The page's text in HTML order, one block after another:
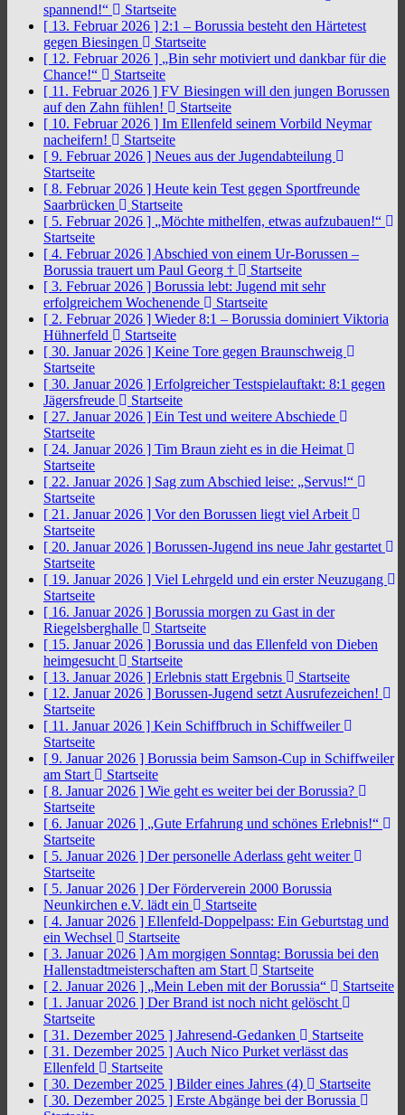
spannend!“
Startseite
[ 13. Februar 2026 ] 2:1 – Borussia besteht den Härtetest
gegen Biesingen
Startseite
[ 12. Februar 2026 ] „Bin sehr motiviert und dankbar für die
Chance!“
Startseite
[ 11. Februar 2026 ] FV Biesingen will den jungen Borussen
auf den Zahn fühlen!
Startseite
[ 10. Februar 2026 ] Im Ellenfeld seinem Vorbild Neymar
nacheifern!
Startseite
[ 9. Februar 2026 ] Neues aus der Jugendabteilung
Startseite
[ 8. Februar 2026 ] Heute kein Test gegen Sportfreunde
Saarbrücken
Startseite
[ 5. Februar 2026 ] „Möchte mithelfen, etwas aufzubauen!“
Startseite
[ 4. Februar 2026 ] Abschied von einem Ur-Borussen –
Borussia trauert um Paul Georg †
Startseite
[ 3. Februar 2026 ] Borussia lebt: Jugend mit sehr
erfolgreichem Wochenende
Startseite
[ 2. Februar 2026 ] Wieder 8:1 – Borussia dominiert Viktoria
Hühnerfeld
Startseite
[ 30. Januar 2026 ] Keine Tore gegen Braunschweig
Startseite
[ 30. Januar 2026 ] Erfolgreicher Testspielauftakt: 8:1 gegen
Jägersfreude
Startseite
[ 27. Januar 2026 ] Ein Test und weitere Abschiede
Startseite
[ 24. Januar 2026 ] Tim Braun zieht es in die Heimat
Startseite
[ 22. Januar 2026 ] Sag zum Abschied leise: „Servus!“
Startseite
[ 21. Januar 2026 ] Vor den Borussen liegt viel Arbeit
Startseite
[ 20. Januar 2026 ] Borussen-Jugend ins neue Jahr gestartet
Startseite
[ 19. Januar 2026 ] Viel Lehrgeld und ein erster Neuzugang
Startseite
[ 16. Januar 2026 ] Borussia morgen zu Gast in der
Riegelsberghalle
Startseite
[ 15. Januar 2026 ] Borussia und das Ellenfeld von Dieben
heimgesucht
Startseite
[ 13. Januar 2026 ] Erlebnis statt Ergebnis
Startseite
[ 12. Januar 2026 ] Borussen-Jugend setzt Ausrufezeichen!
Startseite
[ 11. Januar 2026 ] Kein Schiffbruch in Schiffweiler
Startseite
[ 9. Januar 2026 ] Borussia beim Samson-Cup in Schiffweiler
am Start
Startseite
[ 8. Januar 2026 ] Wie geht es weiter bei der Borussia?
Startseite
[ 6. Januar 2026 ] „Gute Erfahrung und schönes Erlebnis!“
Startseite
[ 5. Januar 2026 ] Der personelle Aderlass geht weiter
Startseite
[ 5. Januar 2026 ] Der Förderverein 2000 Borussia
Neunkirchen e.V. lädt ein
Startseite
[ 4. Januar 2026 ] Ellenfeld-Doppelpass: Ein Geburtstag und
ein Wechsel
Startseite
[ 3. Januar 2026 ] Am morgigen Sonntag: Borussia bei den
Hallenstadtmeisterschaften am Start
Startseite
[ 2. Januar 2026 ] „Mein Leben mit der Borussia“
Startseite
[ 1. Januar 2026 ] Der Brand ist noch nicht gelöscht
Startseite
[ 31. Dezember 2025 ] Jahresend-Gedanken
Startseite
[ 31. Dezember 2025 ] Auch Nico Purket verlässt das
Ellenfeld
Startseite
[ 30. Dezember 2025 ] Bilder eines Jahres (4)
Startseite
[ 30. Dezember 2025 ] Erste Abgänge bei der Borussia